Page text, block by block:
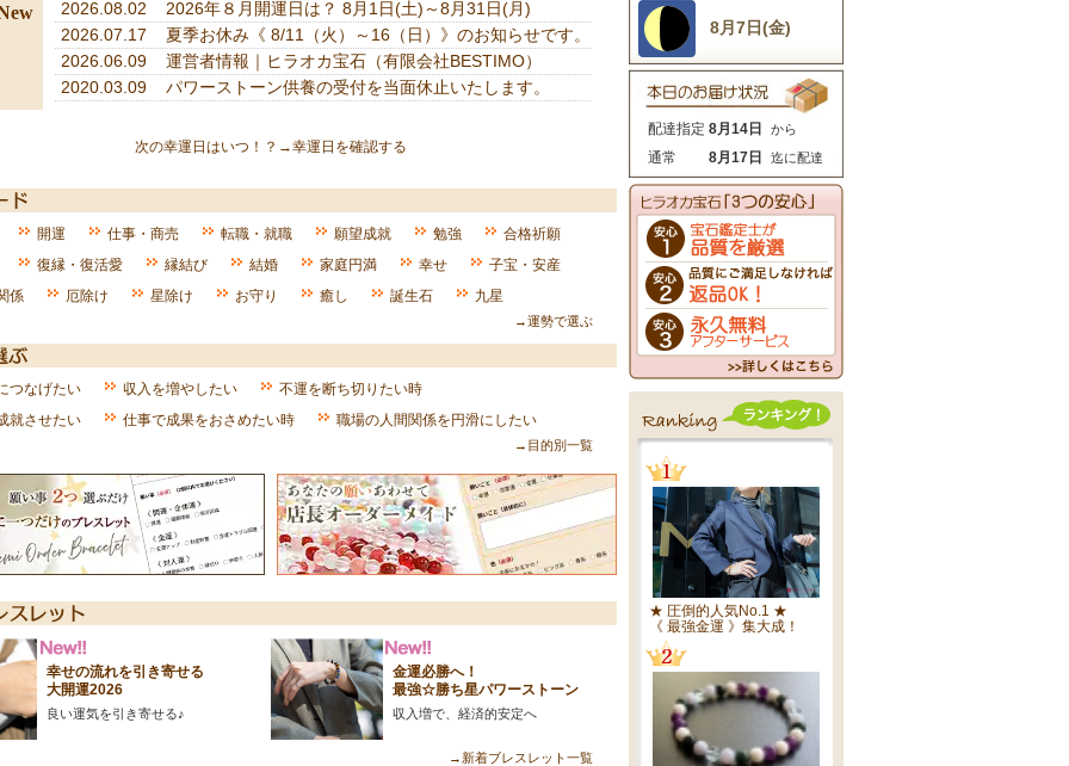
2026.08.02
2026年８月開運日は？ 8月1日(土)～8月31日(月)
2026.07.17
夏季お休み《 8/11（火）～16（日）》のお知らせです。
2026.06.09
運営者情報｜ヒラオカ宝石（有限会社BESTIMO）
2020.03.09
パワーストーン供養の受付を当面休止いたします。
次の幸運日はいつ！？→幸運日を確認する
開運 仕事・商売 転職・就職 願望成就 勉強
合格祈願
復縁・復活愛
縁結び 結婚 家庭円満 幸せ
子宝・安産
係
厄除け 星除け お守り 癒し 誕生石 九星
→運勢で選ぶ
つなげたい 収入を増やしたい
不運を断ち切りたい時
就させたい
仕事で成果をおさめたい時 職場の人間関係を円滑にしたい
→目的別一覧
幸せの流れを引き寄せる
大開運2026
良い運気を引き寄せる♪
金運必勝へ！
最強☆勝ち星パワーストーン
収入増で、経済的安定へ
→新着ブレスレット一覧
8月7日(金)
配達指定 8月14日 から
通常 8月17日 迄に配達
★ 圧倒的人気No.1 ★
《 最強金運 》集大成！